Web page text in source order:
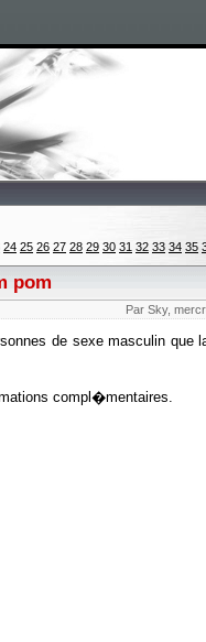
24 25 26 27 28 29 30 31 32 33 34 35
pom
Par Sky,
de sexe masculin que
compl�mentaires.